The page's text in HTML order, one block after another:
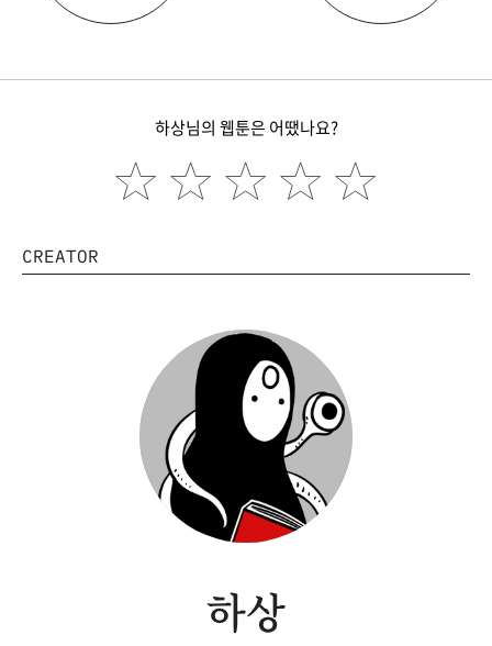
하상님의 웹툰은 어땠나요?
CREATOR
하상